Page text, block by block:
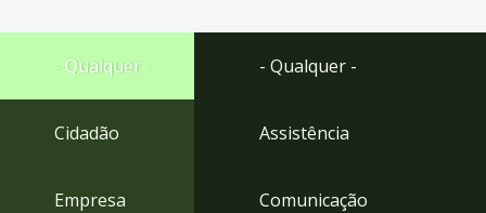
Ir
rodapé
- Qualquer -
Cidadão
Empresa
- Qualquer -
Assistência
Comunicação